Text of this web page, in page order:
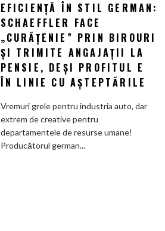
Eficiență
în
stil
Schaeffler
face
„curățenie”
birouri
și
trimite
angajații
EFICIENȚĂ ÎN STIL GERMAN:
SCHAEFFLER FACE
„CURĂȚENIE” PRIN BIROURI
ȘI TRIMITE ANGAJAȚII LA
PENSIE, DEȘI PROFITUL E
ÎN LINIE CU AȘTEPTĂRILE
Vremuri grele pentru industria auto, dar
extrem de creative pentru
departamentele de resurse umane!
Producătorul german...